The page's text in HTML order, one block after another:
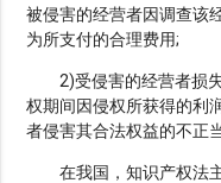
被侵害的经营者因调查该
为所支付的合理费用;
2)受侵害的经营者损失
权期间因侵权所获得的利
者侵害其合法权益的不正
在我国，知识产权法主